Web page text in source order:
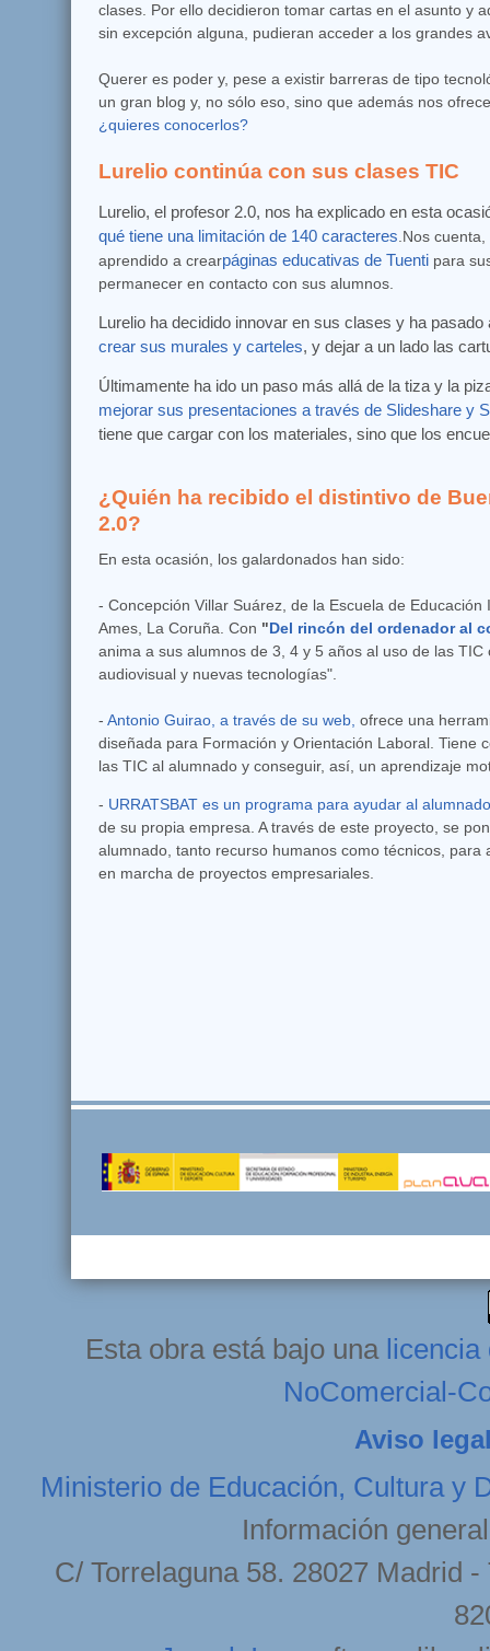
clases. Por ello decidieron tomar cartas en el asunto y
sin excepción alguna, pudieran acceder a los grandes
Querer es poder y, pese a existir barreras de tipo
un gran blog y, no sólo eso, sino que además nos
¿quieres conocerlos?
Lurelio continúa con sus clases TIC
Lurelio, el profesor 2.0, nos ha explicado en esta
qué tiene una limitación de 140 caracteres .Nos
aprendido a crearpáginas educativas de Tuenti para
permanecer en contacto con sus alumnos.
Lurelio ha decidido innovar en sus clases y ha pasado
crear sus murales y carteles, y dejar a un lado las
Últimamente ha ido un paso más allá de la tiza y la
mejorar sus presentaciones a través de Slideshare y
tiene que cargar con los materiales, sino que los
¿Quién ha recibido el distintivo de
2.0?
En esta ocasión, los galardonados han sido:
- Concepción Villar Suárez, de la Escuela de Educación
Ames, La Coruña. Con "Del rincón del ordenador al
anima a sus alumnos de 3, 4 y 5 años al uso de las TIC
audiovisual y nuevas tecnologías".
- Antonio Guirao, a través de su web, ofrece una
diseñada para Formación y Orientación Laboral. Tiene
las TIC al alumnado y conseguir, así, un aprendizaje
- URRATSBAT es un programa para ayudar al
de su propia empresa. A través de este proyecto, se
alumnado, tanto recurso humanos como técnicos, para
en marcha de proyectos empresariales.
Esta obra está bajo una licencia
NoComercial-
Aviso
Ministerio de Educación, Cultura y
Información
C/ Torrelaguna 58. 28027 Madrid